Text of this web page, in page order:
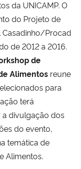
da UNICAMP. O
do Projeto de
Casadinho/Procad
de 2012 a 2016.
de
Alimentos reune
para
terá
divulgação dos
do evento,
temática de
Alimentos.